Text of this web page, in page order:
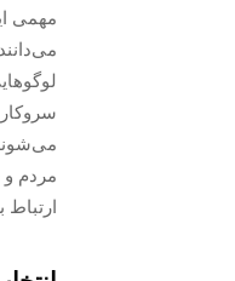
مردم و
ارتباط